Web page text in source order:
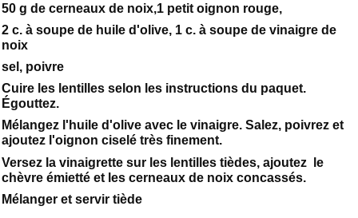
50 g de cerneaux de noix,1 petit oignon rouge,
2 c. à soupe de huile d'olive, 1 c. à soupe de vinaigre de
noix
sel, poivre
Cuire les lentilles selon les instructions du paquet.
Égouttez.
Mélangez l'huile d'olive avec le vinaigre. Salez, poivrez et
ajoutez l'oignon ciselé très finement.
Versez la vinaigrette sur les lentilles tièdes, ajoutez le
chèvre émietté et les cerneaux de noix concassés.
Mélanger et servir tiède